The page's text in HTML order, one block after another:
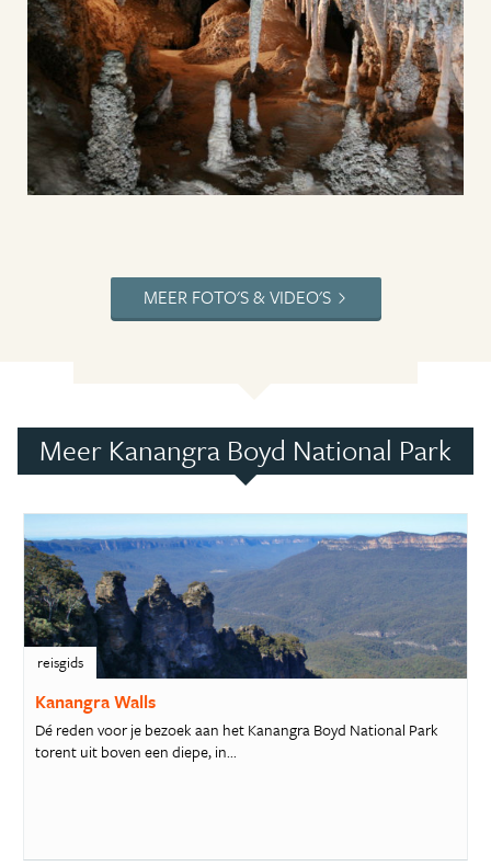
MEER FOTO'S & VIDEO'S
Meer Kanangra Boyd National Park
reisgids
Kanangra Walls
Dé reden voor je bezoek aan het Kanangra Boyd National Park
torent uit boven een diepe, in...